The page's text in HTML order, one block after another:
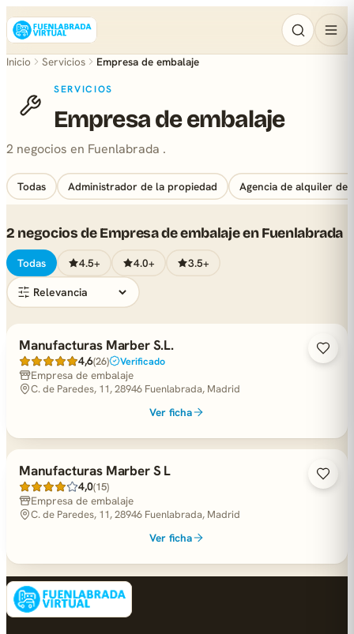
Inicio Servicios Empresa de embalaje
SERVICIOS
Empresa de embalaje
2 negocios en Fuenlabrada .
Todas Administrador de la propiedad Agencia de alquiler de
2 negocios de Empresa de embalaje en Fuenlabrada
Todas 4.5+ 4.0+ 3.5+
Manufacturas Marber S.L.
4,6(26) Verificado
Empresa de embalaje
C. de Paredes, 11, 28946 Fuenlabrada, Madrid
Ver ficha
Manufacturas Marber S L
4,0(15)
Empresa de embalaje
C. de Paredes, 11, 28946 Fuenlabrada, Madrid
Ver ficha